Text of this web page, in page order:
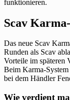
funktionieren.
Scav
Das neue Scav
Runden als Scav
Vorteile im späteren
Beim Karma-
bei dem Händler
Wie verdient